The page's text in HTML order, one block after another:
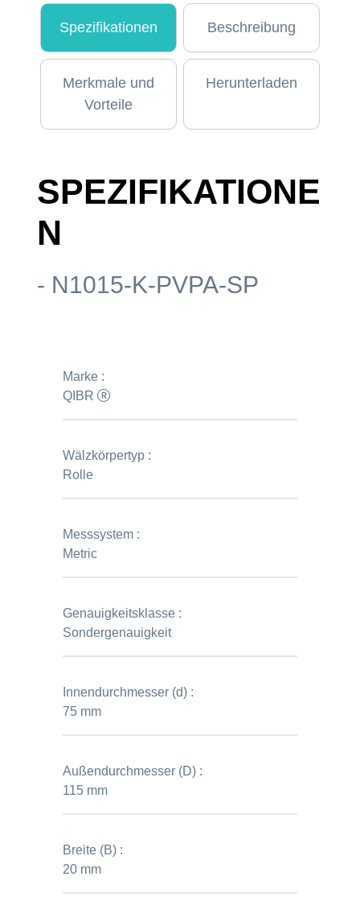
Spezifikationen Beschreibung
Merkmale und
Vorteile
Herunterladen
SPEZIFIKATIONE
N
- N1015-K-PVPA-SP
Marke :
QIBR
Wälzkörpertyp :
Rolle
Messsystem :
Metric
Genauigkeitsklasse :
Sondergenauigkeit
Innendurchmesser (d) :
75 mm
Außendurchmesser (D) :
115 mm
Breite (B) :
20 mm